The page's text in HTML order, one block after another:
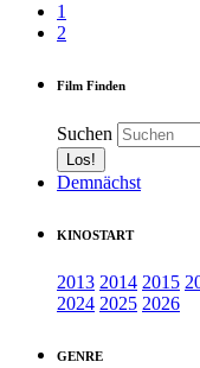
1
2
Film Finden
Suchen
Demnächst
KINOSTART
2013 2014 2015
2024 2025 2026
GENRE